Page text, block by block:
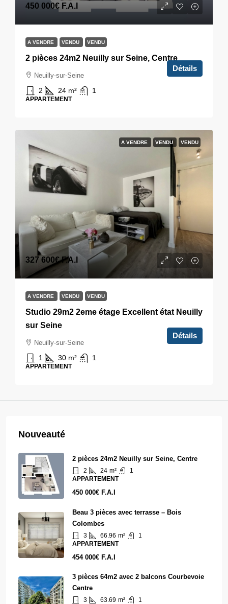
450 000€ F.A.I
A VENDRE VENDU VENDU
2 pièces 24m2 Neuilly sur Seine, Centre
Neuilly-sur-Seine
2 24 m² 1
APPARTEMENT
Détails
A VENDRE VENDU VENDU
327 600€F.A.I
A VENDRE VENDU VENDU
Studio 29m2 2eme étage Excellent état Neuilly
sur Seine
Neuilly-sur-Seine
1 30 m² 1
APPARTEMENT
Détails
Nouveauté
2 pièces 24m2 Neuilly sur Seine, Centre
2 24 m²
1
APPARTEMENT
450 000€ F.A.I
Beau 3 pièces avec terrasse – Bois
Colombes
3 66.96 m²
1
APPARTEMENT
454 000€ F.A.I
3 pièces 64m2 avec 2 balcons Courbevoie
Centre
3 63.69 m²
1